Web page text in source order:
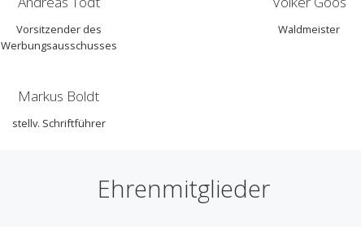
Vorsitzender des
Werbungsausschusses
Waldmeister
Markus Boldt
stellv. Schriftführer
Ehrenmitglieder